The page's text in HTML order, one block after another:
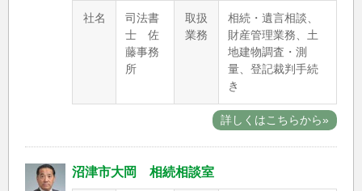
社名
司法書
士 佐
藤事務
所
取扱
業務
相続・遺言相談、
財産管理業務、土
地建物調査・測
量、登記裁判手続
き
詳しくはこちらから»
沼津市大岡 相続相談室